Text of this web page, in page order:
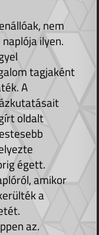
nem
ilyen.
tagjaként
A
oldalt
égett.
amikor
a
az.